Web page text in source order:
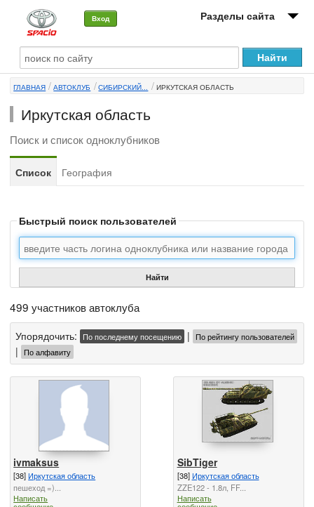
Вход Разделы сайта
О машине
Автоклуб
Форумы
Сервисы и услуги
ГЛАВНАЯ АВТОКЛУБ СИБИРСКИЙ... ИРКУТСКАЯ ОБЛАСТЬ
Иркутская область
Поиск и список одноклубников
Список География
Быстрый поиск пользователей
Найти
499 участников автоклуба
Упорядочить: По последнему посещению | По рейтингу пользователей
| По алфавиту
ivmaksus
[38]Иркутская область
пешеход =)...
Написать
SibTiger
[38]Иркутская область
ZZE122 - 1.8л, FF...
Написать